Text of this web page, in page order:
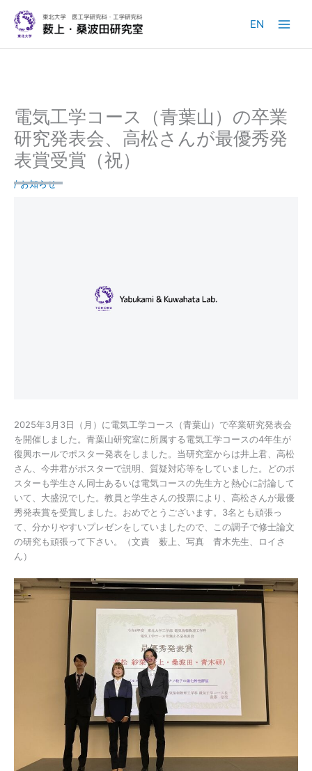
ス
EN
電気工学コース（青葉山）の卒業
研究発表会、高松さんが最優秀発
表賞受賞（祝）
/お知らせ
2025年3月3日（月）に電気工学コース（青葉山）で卒業研究発表会
を開催しました。青葉山研究室に所属する電気工学コースの4年生が
復興ホールでポスター発表をしました。当研究室からは井上君、高松
さん、今井君がポスターで説明、質疑対応等をしていました。どのポ
スターも学生さん同士あるいは電気コースの先生方と熱心に討論して
いて、大盛況でした。教員と学生さんの投票により、高松さんが最優
秀発表賞を受賞しました。おめでとうございます。3名とも頑張っ
て、分かりやすいプレゼンをしていましたので、この調子で修士論文
の研究も頑張って下さい。（文責 薮上、写真 青木先生、ロイさ
ん）